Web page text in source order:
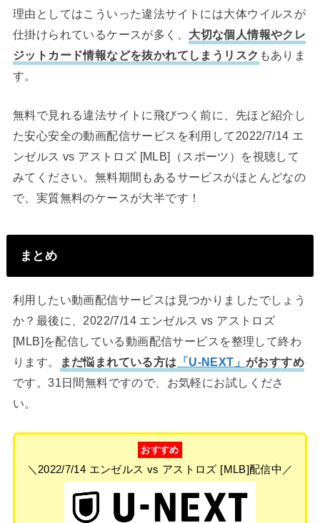
理由としてはこういった違法サイトには大体ウイルスが
仕掛けられているケースが多く、 大切な個人情報やクレ
ジットカード情報などを抜かれてしまうリスク もありま
す。
無料で見れる違法サイトに飛びつく前に、先ほど紹介し
た安心安全の動画配信サービスを利用して2022/7/14 エ
ンゼルス vs アストロズ [MLB]（スポーツ）を視聴して
みてください。無料期間もあるサービスがほとんどなの
で、実質無料のケースが大半です！
まとめ
利用したい動画配信サービスは見つかりましたでしょう
か？最後に、2022/7/14 エンゼルス vs アストロズ
[MLB]を配信している動画配信サービスを整理して終わ
ります。
まだ悩まれている方は 「U-NEXT」 がおすすめ
です。31日間無料ですので、お気軽にお試しくださ
い。
おすすめ
＼2022/7/14 エンゼルス vs アストロズ [MLB]配信中／